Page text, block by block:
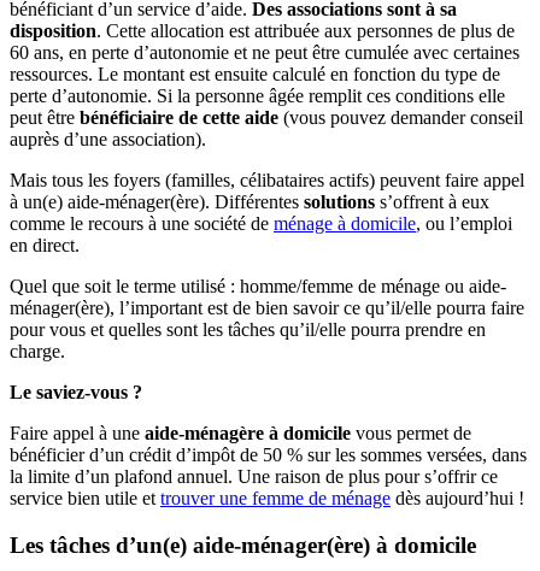
bénéficiant d’un service d’aide. Des associations sont à sa
disposition. Cette allocation est attribuée aux personnes de plus de
60 ans, en perte d’autonomie et ne peut être cumulée avec certaines
ressources. Le montant est ensuite calculé en fonction du type de
perte d’autonomie. Si la personne âgée remplit ces conditions elle
peut être bénéficiaire de cette aide (vous pouvez demander conseil
auprès d’une association).
Mais tous les foyers (familles, célibataires actifs) peuvent faire appel
à un(e) aide-ménager(ère). Différentes solutions s’offrent à eux
comme le recours à une société de ménage à domicile, ou l’emploi
en direct.
Quel que soit le terme utilisé : homme/femme de ménage ou aide-
ménager(ère), l’important est de bien savoir ce qu’il/elle pourra faire
pour vous et quelles sont les tâches qu’il/elle pourra prendre en
charge.
Le saviez-vous ?
Faire appel à une aide-ménagère à domicile vous permet de
bénéficier d’un crédit d’impôt de 50 % sur les sommes versées, dans
la limite d’un plafond annuel. Une raison de plus pour s’offrir ce
service bien utile et trouver une femme de ménage dès aujourd’hui !
Les tâches d’un(e) aide-ménager(ère) à domicile